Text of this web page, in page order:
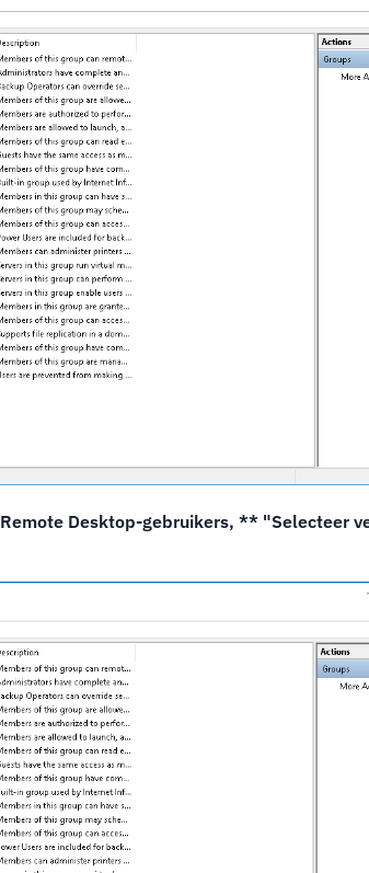
Remote Desktop-gebruikers, ** "Selecteer